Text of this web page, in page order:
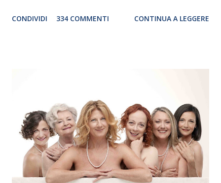
debutterà il 10 settembre a Heiden, in Germania, e toccherà, in
“Settembre dell’Accademia” dove si esibirà per il secondo anno
consecutivo. Il pubblico milanese avrà il piacere di applaudire i
giovani artisti della Baltic Sea Youth Philharmonic per la quarta
volta. L’orchestra, fondata nel 2008 da Kristjan Järvi (affiancato
da un prestigioso consiglio di consulent...
CONDIVIDI 334 COMMENTI CONTINUA A LEGGERE